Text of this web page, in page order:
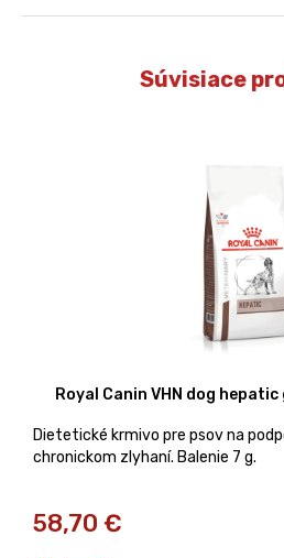
Súvisiace
Royal Canin VHN dog
Dietetické krmivo pre psov na
chronickom zlyhaní. Balenie 7 g.
58,70 €